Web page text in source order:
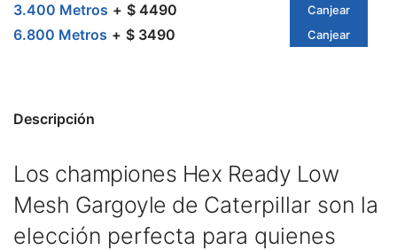
3.400 Metros $ 4490 Canjear
6.800 Metros $ 3490 Canjear
Descripción
Los championes Hex Ready Low
Mesh Gargoyle de Caterpillar son la
elección perfecta para quienes